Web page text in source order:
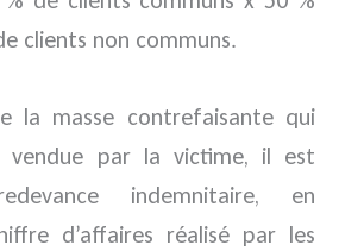
clients non communs.
la masse contrefaisante qui
vendue par la victime, il est
indemnitaire, en
d’affaires réalisé par les